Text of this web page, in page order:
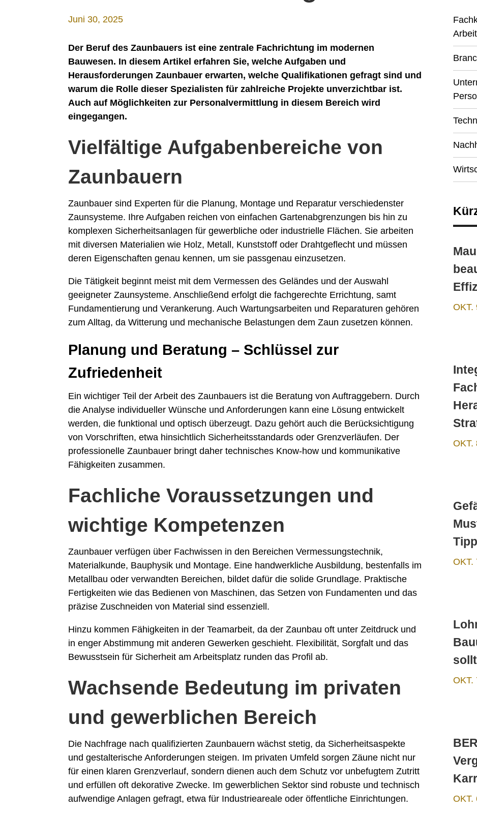
Juni 30, 2025
Der Beruf des Zaunbauers ist eine zentrale Fachrichtung im modernen
Bauwesen. In diesem Artikel erfahren Sie, welche Aufgaben und
Herausforderungen Zaunbauer erwarten, welche Qualifikationen gefragt sind und
warum die Rolle dieser Spezialisten für zahlreiche Projekte unverzichtbar ist.
Auch auf Möglichkeiten zur Personalvermittlung in diesem Bereich wird
eingegangen.
Vielfältige Aufgabenbereiche von
Zaunbauern
Zaunbauer sind Experten für die Planung, Montage und Reparatur verschiedenster
Zaunsysteme. Ihre Aufgaben reichen von einfachen Gartenabgrenzungen bis hin zu
komplexen Sicherheitsanlagen für gewerbliche oder industrielle Flächen. Sie arbeiten
mit diversen Materialien wie Holz, Metall, Kunststoff oder Drahtgeflecht und müssen
deren Eigenschaften genau kennen, um sie passgenau einzusetzen.
Die Tätigkeit beginnt meist mit dem Vermessen des Geländes und der Auswahl
geeigneter Zaunsysteme. Anschließend erfolgt die fachgerechte Errichtung, samt
Fundamentierung und Verankerung. Auch Wartungsarbeiten und Reparaturen gehören
zum Alltag, da Witterung und mechanische Belastungen dem Zaun zusetzen können.
Planung und Beratung – Schlüssel zur
Zufriedenheit
Ein wichtiger Teil der Arbeit des Zaunbauers ist die Beratung von Auftraggebern. Durch
die Analyse individueller Wünsche und Anforderungen kann eine Lösung entwickelt
werden, die funktional und optisch überzeugt. Dazu gehört auch die Berücksichtigung
von Vorschriften, etwa hinsichtlich Sicherheitsstandards oder Grenzverläufen. Der
professionelle Zaunbauer bringt daher technisches Know-how und kommunikative
Fähigkeiten zusammen.
Fachliche Voraussetzungen und
wichtige Kompetenzen
Zaunbauer verfügen über Fachwissen in den Bereichen Vermessungstechnik,
Materialkunde, Bauphysik und Montage. Eine handwerkliche Ausbildung, bestenfalls im
Metallbau oder verwandten Bereichen, bildet dafür die solide Grundlage. Praktische
Fertigkeiten wie das Bedienen von Maschinen, das Setzen von Fundamenten und das
präzise Zuschneiden von Material sind essenziell.
Hinzu kommen Fähigkeiten in der Teamarbeit, da der Zaunbau oft unter Zeitdruck und
in enger Abstimmung mit anderen Gewerken geschieht. Flexibilität, Sorgfalt und das
Bewusstsein für Sicherheit am Arbeitsplatz runden das Profil ab.
Wachsende Bedeutung im privaten
und gewerblichen Bereich
Die Nachfrage nach qualifizierten Zaunbauern wächst stetig, da Sicherheitsaspekte
und gestalterische Anforderungen steigen. Im privaten Umfeld sorgen Zäune nicht nur
für einen klaren Grenzverlauf, sondern dienen auch dem Schutz vor unbefugtem Zutritt
und erfüllen oft dekorative Zwecke. Im gewerblichen Sektor sind robuste und technisch
aufwendige Anlagen gefragt, etwa für Industrieareale oder öffentliche Einrichtungen.
OKT.
OKT.
OKT.
OKT.
OKT.